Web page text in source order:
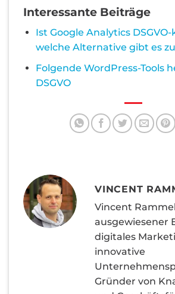
Interessante Beiträge
Ist Google Analytics
welche Alternative gibt es
Folgende WordPress-Tools
DSGVO
VINCENT
Vincent
ausgewiesener
digitales
innovative
Gründer von